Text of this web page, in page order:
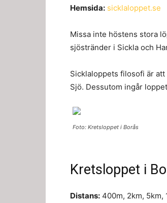
Hemsida: sicklaloppet.se
Missa inte höstens stora
sjöstränder i Sickla och
Sicklaloppets filosofi är
Sjö. Dessutom ingår
Foto: Kretsloppet i Borås
Kretsloppet i
Distans: 400m, 2km, 5km,